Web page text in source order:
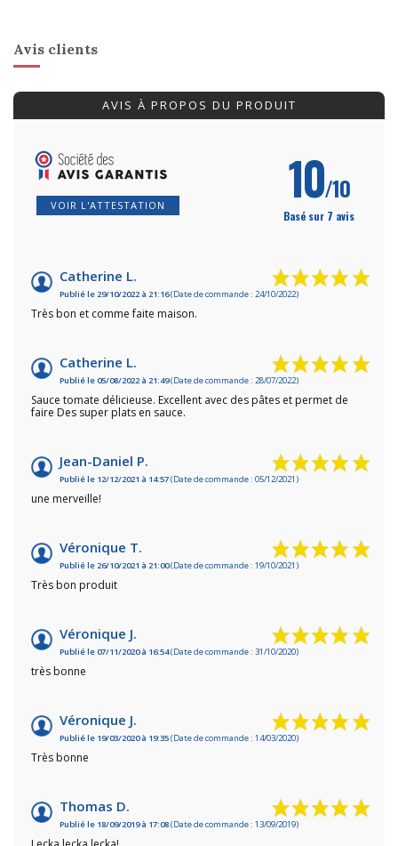
Avis clients
AVIS À PROPOS DU PRODUIT
VOIR L'ATTESTATION 10/10
Basé sur 7 avis
Catherine L.
Publié le 29/10/2022 à 21:16(Date de commande : 24/10/2022)
Très bon et comme faite maison.
Catherine L.
Publié le 05/08/2022 à 21:49(Date de commande : 28/07/2022)
Sauce tomate délicieuse. Excellent avec des pâtes et permet de
faire Des super plats en sauce.
Jean-Daniel P.
Publié le 12/12/2021 à 14:57(Date de commande : 05/12/2021)
une merveille!
Véronique T.
Publié le 26/10/2021 à 21:00(Date de commande : 19/10/2021)
Très bon produit
Véronique J.
Publié le 07/11/2020 à 16:54(Date de commande : 31/10/2020)
très bonne
Véronique J.
Publié le 19/03/2020 à 19:35(Date de commande : 14/03/2020)
Très bonne
Thomas D.
Publié le 18/09/2019 à 17:08(Date de commande : 13/09/2019)